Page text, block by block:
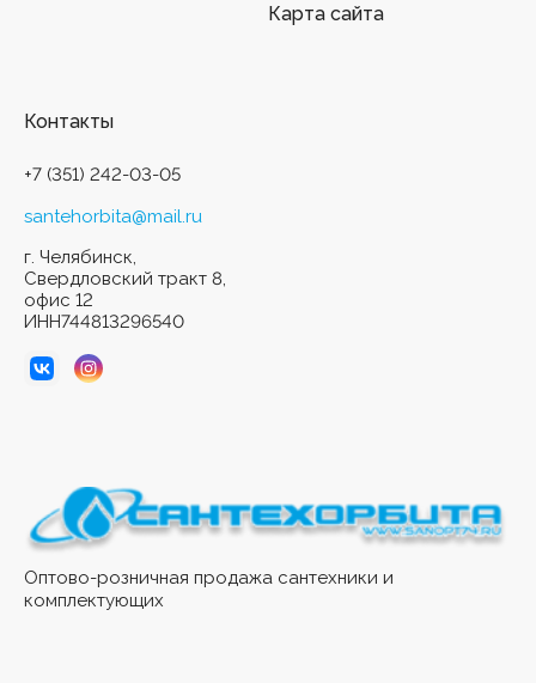
Оптово-розничная продажа сантехники и
комплектующих
Карта сайта
Контакты
+7 (351) 242-03-05
santehorbita@mail.ru
г. Челябинск,
Свердловский тракт 8,
офис 12
ИНН744813296540